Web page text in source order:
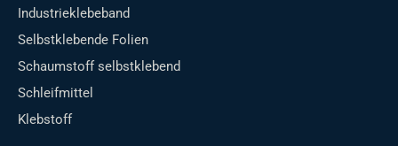
Industrieklebeband
Selbstklebende Folien
Schaumstoff selbstklebend
Schleifmittel
Klebstoff